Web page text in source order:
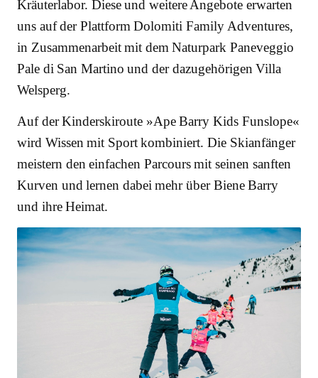
Kräuterlabor. Diese und weitere Angebote erwarten
uns auf der Plattform Dolomiti Family Adventures,
in Zusammenarbeit mit dem Naturpark Paneveggio
Pale di San Martino und der dazugehörigen Villa
Welsperg.
Auf der Kinderskiroute »Ape Barry Kids Funslope«
wird Wissen mit Sport kombiniert. Die Skianfänger
meistern den einfachen Parcours mit seinen sanften
Kurven und lernen dabei mehr über Biene Barry
und ihre Heimat.